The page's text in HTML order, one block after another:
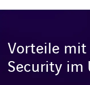
Vorteile
Security im